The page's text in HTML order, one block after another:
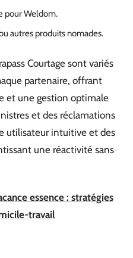
pour Weldom.
autres produits nomades.
Courtage sont variés
partenaire, offrant
et une gestion optimale
et des réclamations
utilisateur intuitive et des
une réactivité sans
essence : stratégies
travail